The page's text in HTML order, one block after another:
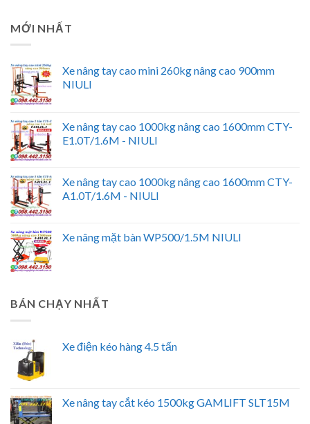
MỚI NHẤT
Xe nâng tay cao mini 260kg nâng cao 900mm
NIULI
Xe nâng tay cao 1000kg nâng cao 1600mm CTY-
E1.0T/1.6M - NIULI
Xe nâng tay cao 1000kg nâng cao 1600mm CTY-
A1.0T/1.6M - NIULI
Xe nâng mặt bàn WP500/1.5M NIULI
BÁN CHẠY NHẤT
Xe điện kéo hàng 4.5 tấn
Xe nâng tay cắt kéo 1500kg GAMLIFT SLT15M